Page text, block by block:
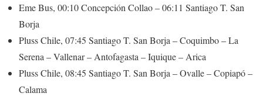
Eme Bus, 00:10 Concepción Collao – 06:11 Santiago T. San
Borja
Pluss Chile, 07:45 Santiago T. San Borja – Coquimbo – La
Serena – Vallenar – Antofagasta – Iquique – Arica
Pluss Chile, 08:45 Santiago T. San Borja – Ovalle – Copiapó –
Calama